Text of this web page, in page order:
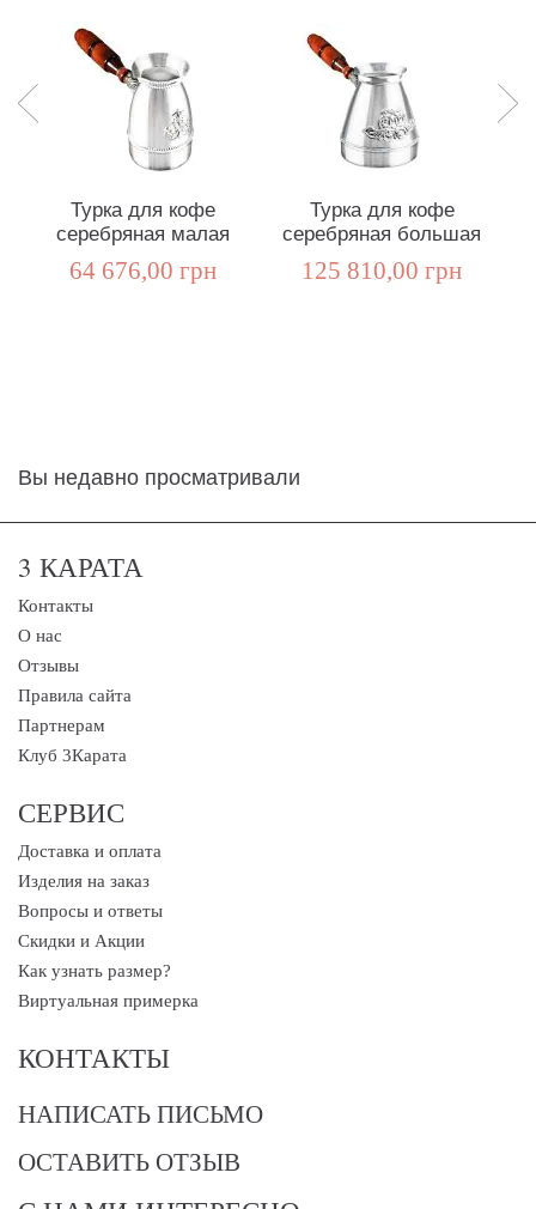
Турка для кофе
серебряная малая
64 676,00 грн
Турка для кофе
серебряная большая
125 810,00 грн
Вы недавно просматривали
3 КАРАТА
Контакты
О нас
Отзывы
Правила сайта
Партнерам
Клуб 3Карата
СЕРВИС
Доставка и оплата
Изделия на заказ
Вопросы и ответы
Скидки и Акции
Как узнать размер?
Виртуальная примерка
КОНТАКТЫ
НАПИСАТЬ ПИСЬМО
ОСТАВИТЬ ОТЗЫВ